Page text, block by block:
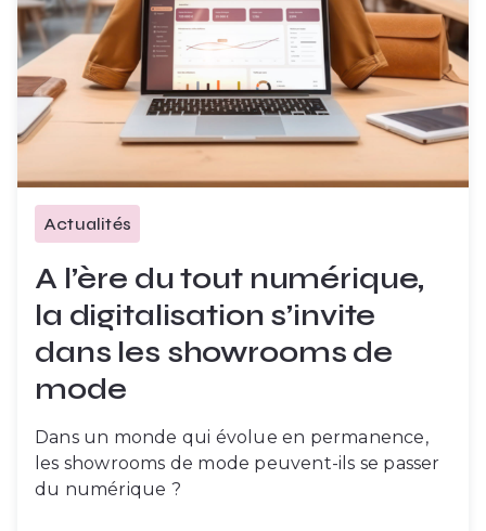
Actualités
A l’ère du tout numérique,
la digitalisation s’invite
dans les showrooms de
mode
Dans un monde qui évolue en permanence,
les showrooms de mode peuvent-ils se passer
du numérique ?